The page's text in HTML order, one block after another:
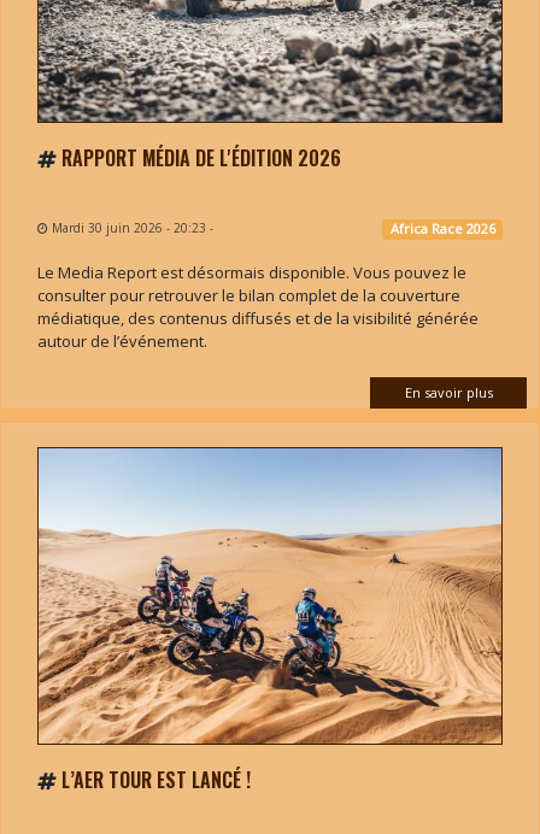
RAPPORT MÉDIA DE L'ÉDITION 2026
Mardi 30 juin 2026 - 20:23 - Africa Race 2026
Le Media Report est désormais disponible. Vous pouvez le
consulter pour retrouver le bilan complet de la couverture
médiatique, des contenus diffusés et de la visibilité générée
autour de l’événement.
En savoir plus
L’AER TOUR EST LANCÉ !